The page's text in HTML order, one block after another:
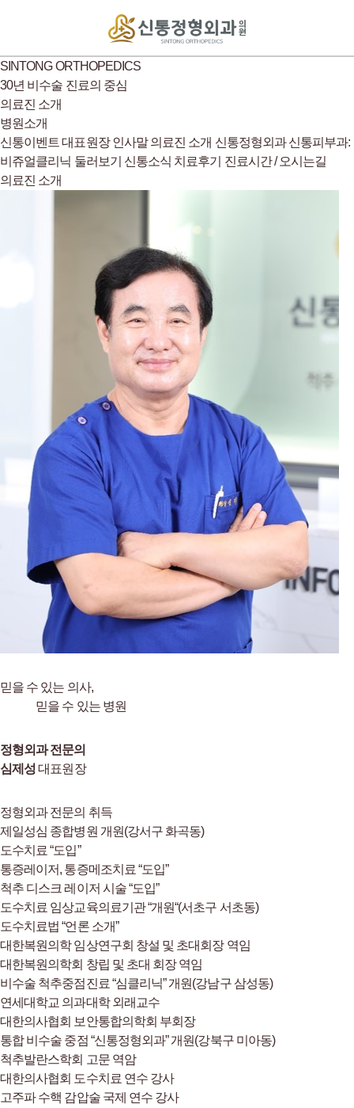
SINTONG ORTHOPEDICS
30년 비수술 진료의 중심
의료진 소개
병원소개
신통이벤트 대표원장 인사말 의료진 소개 신통정형외과 신통피부과:
비쥬얼클리닉 둘러보기 신통소식 치료후기
진료시간 / 오시는길
의료진 소개
믿을 수 있는 의사,
믿을 수 있는 병원
정형외과 전문의
심제성 대표원장
정형외과 전문의 취득
제일성심 종합병원 개원(강서구 화곡동)
도수치료 “도입”
통증레이저, 통증메조치료 “도입”
척추 디스크 레이저 시술 “도입”
도수치료 임상교육의료기관 “개원“(서초구 서초동)
도수치료법 “언론 소개”
대한복원의학 임상연구회 창설 및 초대회장 역임
대한복원의학회 창립 및 초대 회장 역임
비수술 척추중점진료 “심클리닉” 개원(강남구 삼성동)
연세대학교 의과대학 외래교수
대한의사협회 보안통합의학회 부회장
통합 비수술 중점 “신통정형외과” 개원(강북구 미아동)
척추발란스학회 고문 역암
대한의사협회 도수치료 연수 강사
고주파 수핵 감압술 국제 연수 강사